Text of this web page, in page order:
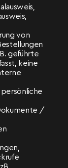
von
geführte
keine
/